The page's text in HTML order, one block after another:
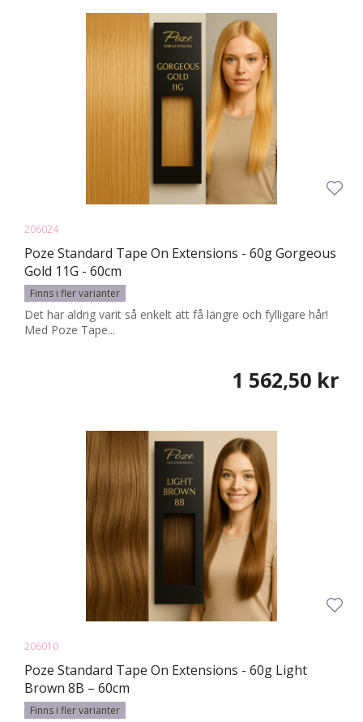
206024
Poze Standard Tape On Extensions - 60g Gorgeous
Gold 11G - 60cm
Finns i fler varianter
Det har aldrig varit så enkelt att få längre och fylligare hår!
Med Poze Tape...
1 562,50 kr
206010
Poze Standard Tape On Extensions - 60g Light
Brown 8B – 60cm
Finns i fler varianter